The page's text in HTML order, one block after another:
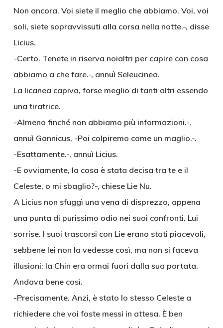
Non ancora. Voi siete il meglio che abbiamo. Voi, voi
soli, siete sopravvissuti alla corsa nella notte.-, disse
Licius.
-Certo. Tenete in riserva noialtri per capire con cosa
abbiamo a che fare.-, annuì Seleucinea.
La licanea capiva, forse meglio di tanti altri essendo
una tiratrice.
-Almeno finché non abbiamo più informazioni.-,
annuì Gannicus, -Poi colpiremo come un maglio.-.
-Esattamente.-, annuì Licius.
-E ovviamente, la cosa è stata decisa tra te e il
Celeste, o mi sbaglio?-, chiese Lie Nu.
A Licius non sfuggì una vena di disprezzo, appena
una punta di purissimo odio nei suoi confronti. Lui
sorrise. I suoi trascorsi con Lie erano stati piacevoli,
sebbene lei non la vedesse così, ma non si faceva
illusioni: la Chin era ormai fuori dalla sua portata.
Andava bene così.
-Precisamente. Anzi, è stato lo stesso Celeste a
richiedere che voi foste messi in attesa. È ben